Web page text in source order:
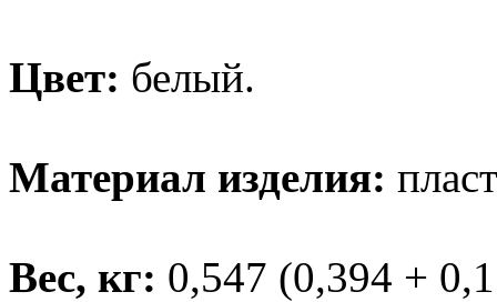
Цвет: белый.
Материал изделия:
Вес, кг: 0,547 (0,394 +